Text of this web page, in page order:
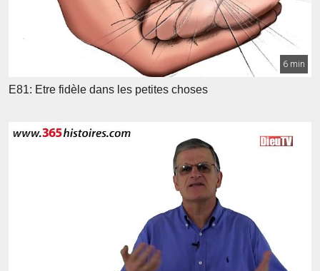
6 min
E81: Etre fidèle dans les petites choses